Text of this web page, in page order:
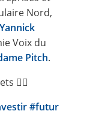
Nord,
Yannick
Voix du
Pitch.
👍🏻
#futur